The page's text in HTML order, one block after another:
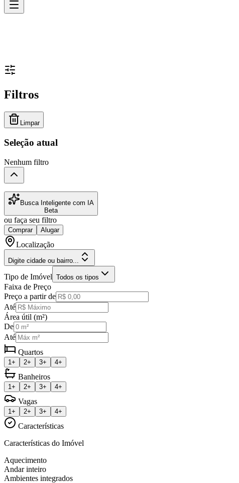
Filtros
Limpar
Seleção atual
Nenhum filtro
Busca Inteligente com IA
Beta
ou faça seu filtro
Comprar Alugar
Localização
Digite cidade ou bairro...
Tipo de Imóvel Todos os tipos
Faixa de Preço
Preço a partir de
Até
Área útil (m²)
De
Até
Quartos
1+ 2+ 3+ 4+
Banheiros
1+ 2+ 3+ 4+
Vagas
1+ 2+ 3+ 4+
Características
Características do Imóvel
Aquecimento
Andar inteiro
Ambientes integrados